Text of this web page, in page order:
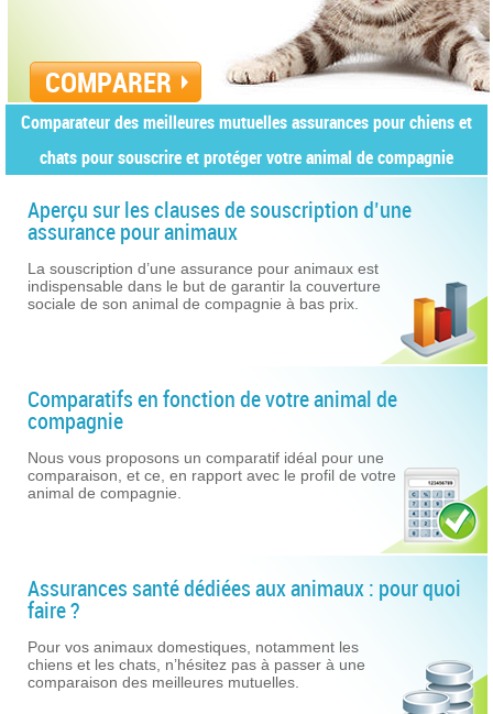
COMPARER
Comparateur des meilleures mutuelles assurances pour chiens et
chats pour souscrire et protéger votre animal de compagnie
Aperçu sur les clauses de souscription d’une
assurance pour animaux
La souscription d’une assurance pour animaux est
indispensable dans le but de garantir la couverture
sociale de son animal de compagnie à bas prix.
Comparatifs en fonction de votre animal de
compagnie
Nous vous proposons un comparatif idéal pour une
comparaison, et ce, en rapport avec le profil de votre
animal de compagnie.
Assurances santé dédiées aux animaux : pour quoi
faire ?
Pour vos animaux domestiques, notamment les
chiens et les chats, n’hésitez pas à passer à une
comparaison des meilleures mutuelles.